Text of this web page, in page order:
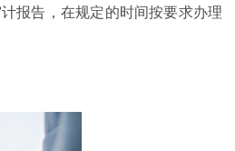
报告，在规定的时间按要求办理